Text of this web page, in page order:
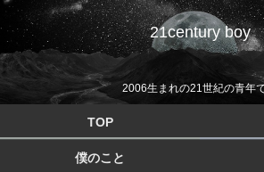
21century boy
2006生まれの21世紀の青年
TOP
僕のこと